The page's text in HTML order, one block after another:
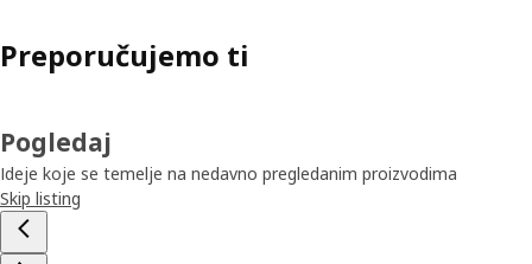
Preporučujemo ti
Pogledaj
Ideje koje se temelje na nedavno pregledanim proizvodima
Skip listing